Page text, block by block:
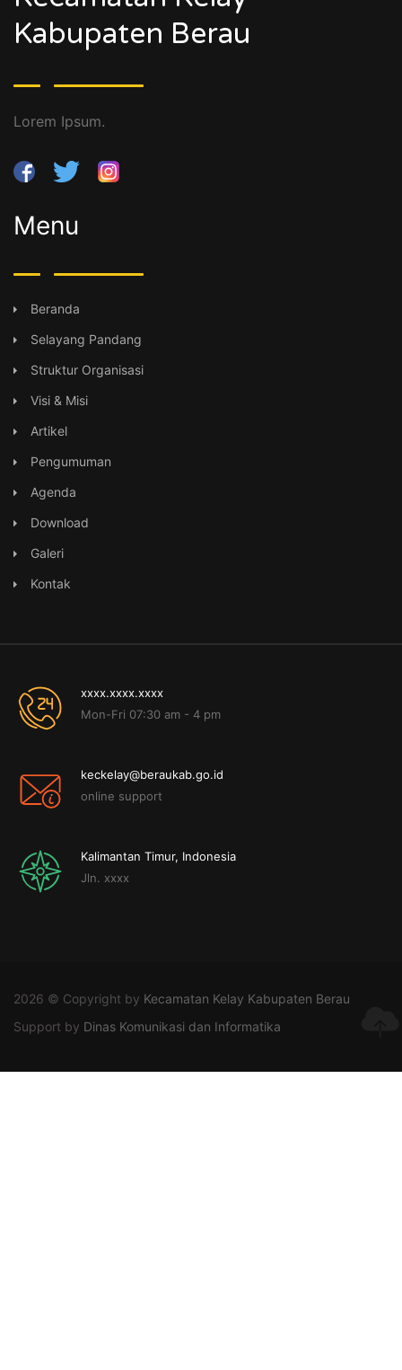
Kabupaten Berau
Lorem Ipsum.
Menu
Beranda
Selayang Pandang
Struktur Organisasi
Visi & Misi
Artikel
Pengumuman
Agenda
Download
Galeri
Kontak
xxxx.xxxx.xxxx
Mon-Fri 07:30 am - 4 pm
keckelay@beraukab.go.id
online support
Kalimantan Timur, Indonesia
Jln. xxxx
2026 © Copyright by Kecamatan Kelay Kabupaten Berau
Support by Dinas Komunikasi dan Informatika